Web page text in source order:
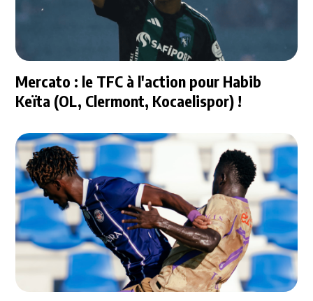
Mercato : le TFC à l'action pour Habib
Keïta (OL, Clermont, Kocaelispor) !